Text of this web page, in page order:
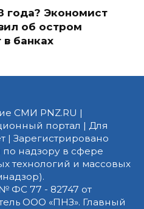
года? Экономист
об остром
банках
СМИ PNZ.RU |
портал | Для
| Зарегистрировано
надзору в сфере
технологий и массовых
ФС 77 - 82747 от
ООО «ПНЗ». Главный